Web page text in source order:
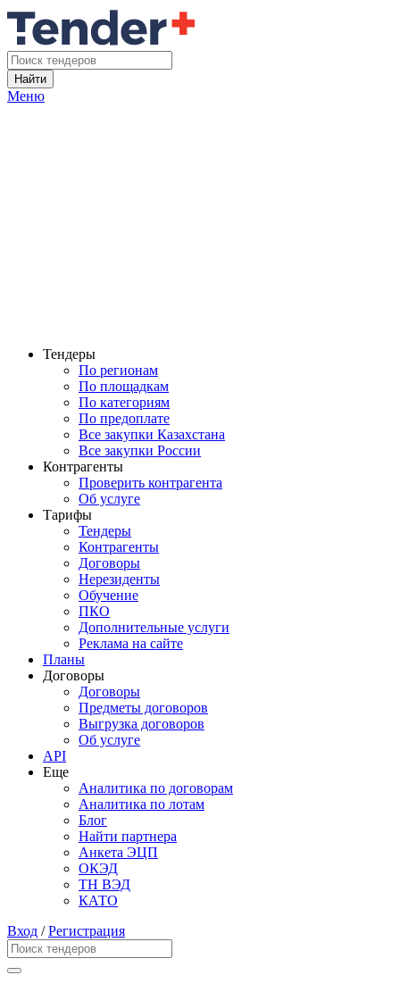
Найти
Меню
Тендеры
По регионам
По площадкам
По категориям
По предоплате
Все закупки Казахстана
Все закупки России
Контрагенты
Проверить контрагента
Об услуге
Тарифы
Тендеры
Контрагенты
Договоры
Нерезиденты
Обучение
ПКО
Дополнительные услуги
Реклама на сайте
Планы
Договоры
Договоры
Предметы договоров
Выгрузка договоров
Об услуге
API
Еще
Аналитика по договорам
Аналитика по лотам
Блог
Найти партнера
Анкета ЭЦП
ОКЭД
ТН ВЭД
КАТО
Вход /Регистрация